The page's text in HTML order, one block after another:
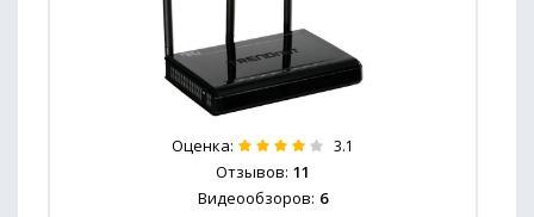
Оценка: 3.1
Отзывов: 11
Видеообзоров: 6